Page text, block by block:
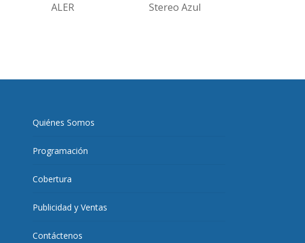
ALER Stereo Azul
Quiénes Somos
Programación
Cobertura
Publicidad y Ventas
Contáctenos